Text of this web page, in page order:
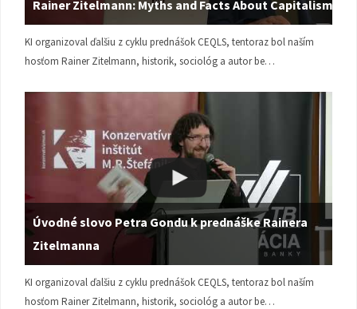
Rainer Zitelmann: Myths and Facts About Capitalism
KI organizoval ďalšiu z cyklu prednášok CEQLS, tentoraz bol naším
hosťom Rainer Zitelmann, historik, sociológ a autor be…
Úvodné slovo Petra Gondu k prednáške Rainera
Zitelmanna
KI organizoval ďalšiu z cyklu prednášok CEQLS, tentoraz bol naším
hosťom Rainer Zitelmann, historik, sociológ a autor be…